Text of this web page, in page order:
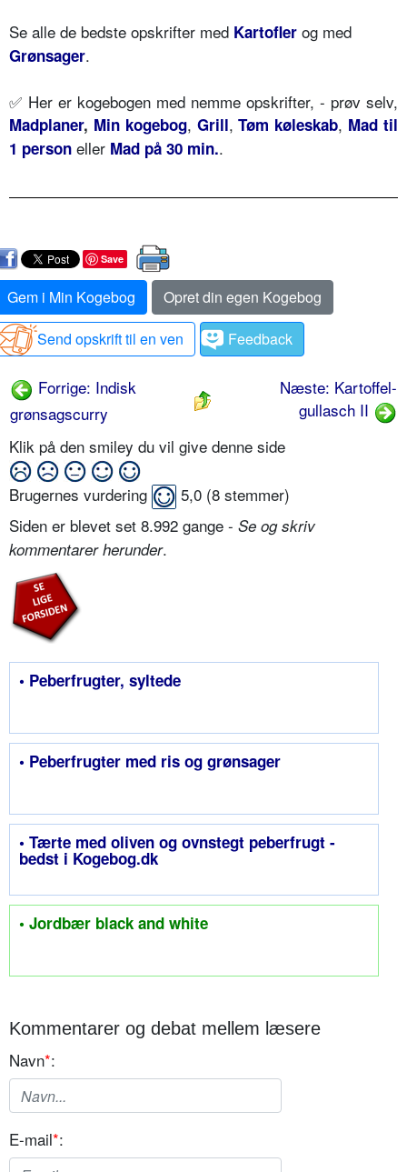
Se alle de bedste opskrifter med Kartofler og med
Grønsager.
✅ Her er kogebogen med nemme opskrifter, - prøv selv,
Madplaner, Min kogebog, Grill,Tøm køleskab, Mad til
1 person eller Mad på 30 min..
Save
Gem i Min Kogebog
Opret din egen Kogebog
Send opskrift til en ven
Feedback
Forrige: Indisk
grønsagscurry
Næste: Kartoffel-
gullasch II
Klik på den smiley du vil give denne side
Brugernes vurdering 5,0 (8 stemmer)
Siden er blevet set 8.992 gange - Se og skriv
kommentarer herunder.
• Peberfrugter, syltede
• Peberfrugter med ris og grønsager
• Tærte med oliven og ovnstegt peberfrugt -
bedst i Kogebog.dk
• Jordbær black and white
Kommentarer og debat mellem læsere
Navn*:
E-mail*: